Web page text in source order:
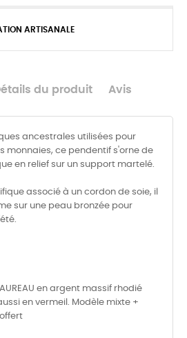
ARTISANALE
du produit Avis
ancestrales utilisées pour
monnaies, ce pendentif s'orne de
en relief sur un support martelé.
associé à un cordon de soie, il
sur une peau bronzée pour
en argent massif rhodié
en vermeil. Modèle mixte +